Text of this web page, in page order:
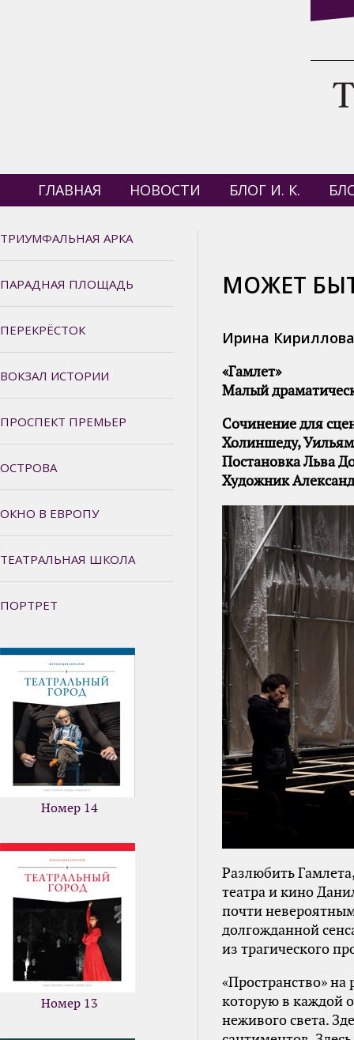
ГЛАВНАЯ НОВОСТИ БЛОГ И. К.
ТРИУМФАЛЬНАЯ АРКА
ПАРАДНАЯ ПЛОЩАДЬ
ПЕРЕКРЁСТОК
ВОКЗАЛ ИСТОРИИ
ПРОСПЕКТ ПРЕМЬЕР
ОСТРОВА
ОКНО В ЕВРОПУ
ТЕАТРАЛЬНАЯ ШКОЛА
ПОРТРЕТ
Номер 14
Номер 13
МОЖЕТ
Ирина Кириллова
«Гамлет»
Малый
Сочинение для
Холиншеду,
Постановка Льва
Художник
Разлюбить
театра и кино
почти
долгожданной
из трагического
«Пространство» на
которую в каждой
неживого света.